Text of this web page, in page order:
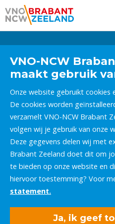
VNO-NCW
maakt gebruik
Onze website gebruikt cookies
De cookies worden
verzamelt VNO-NCW Brabant
volgen wij je gebruik van onze
Deze gegevens delen wij met
Brabant Zeeland doet dit om
te bieden op onze website en
hiervoor toestemming? Voor
statement.
Ja, ik geef